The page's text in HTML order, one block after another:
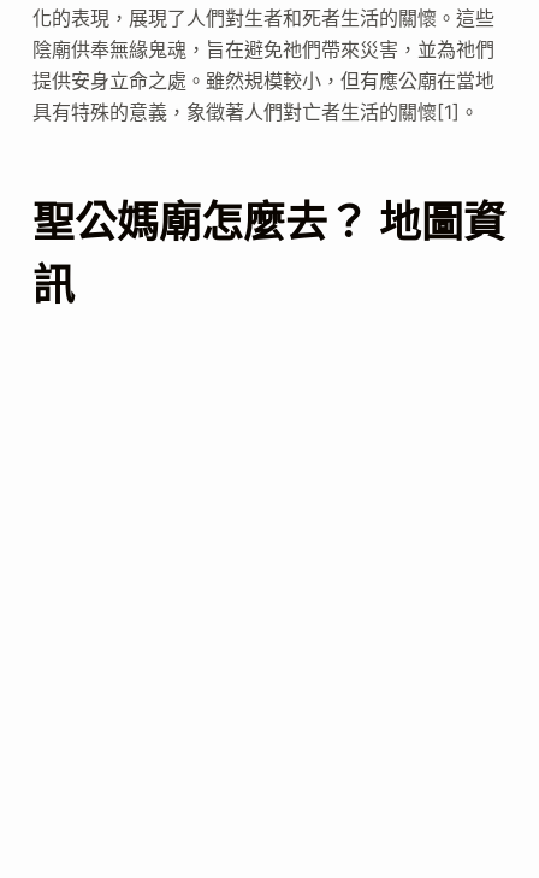
化的表現，展現了人們對生者和死者生活的關懷。這些
陰廟供奉無緣鬼魂，旨在避免祂們帶來災害，並為祂們
提供安身立命之處。雖然規模較小，但有應公廟在當地
具有特殊的意義，象徵著人們對亡者生活的關懷[1]。
聖公媽廟怎麼去？ 地圖資
訊